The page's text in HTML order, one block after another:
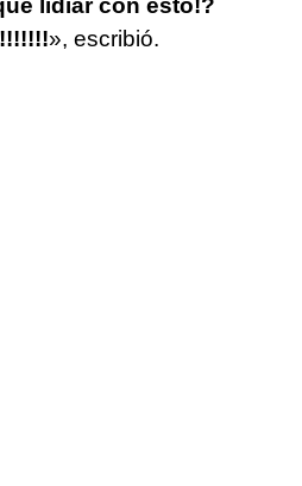
lidiar con esto!?
», escribió.